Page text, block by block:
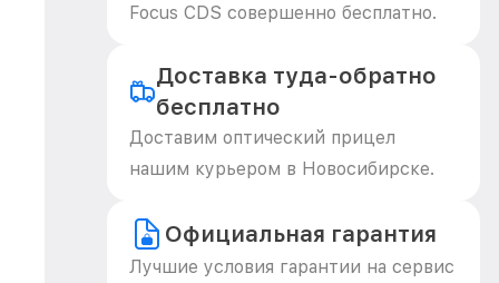
Focus CDS совершенно бесплатно.
Доставка туда-обратно
бесплатно
Доставим оптический прицел
нашим курьером в Новосибирске.
Официальная гарантия
Лучшие условия гарантии на сервис